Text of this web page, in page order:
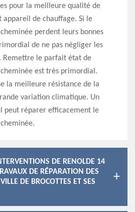
pour la meilleure qualité de
de chauffage. Si le
perdent leurs bonnes
de ne pas négliger les
Remettre le parfait état de
est très primordial.
la meilleure résistance de la
variation climatique. Un
peut réparer efficacement le
DE RENOLDE 14
DE RÉPARATION DES
DE BROCOTTES ET SES